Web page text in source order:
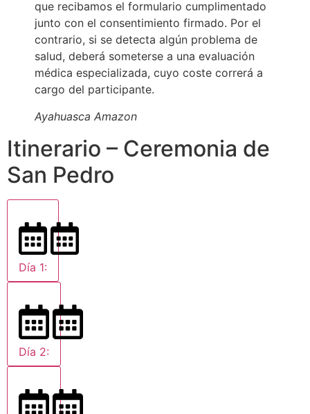
que recibamos el formulario cumplimentado
junto con el consentimiento firmado. Por el
contrario, si se detecta algún problema de
salud, deberá someterse a una evaluación
médica especializada, cuyo coste correrá a
cargo del participante.
Ayahuasca Amazon
Itinerario – Ceremonia de
San Pedro
Día 1:
Día 2: